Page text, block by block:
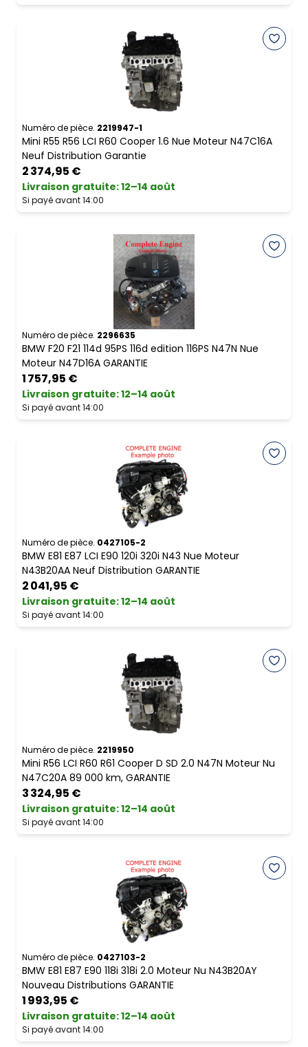
Numéro de pièce. 2219947-1
Mini R55 R56 LCI R60 Cooper 1.6 Nue Moteur N47C16A
Neuf Distribution Garantie
2 374,95 €
Livraison gratuite:12–14 août
Si payé avant 14:00
Numéro de pièce. 2296635
BMW F20 F21 114d 95PS 116d edition 116PS N47N Nue
Moteur N47D16A GARANTIE
1 757,95 €
Livraison gratuite:12–14 août
Si payé avant 14:00
Numéro de pièce. 0427105-2
BMW E81 E87 LCI E90 120i 320i N43 Nue Moteur
N43B20AA Neuf Distribution GARANTIE
2 041,95 €
Livraison gratuite:12–14 août
Si payé avant 14:00
Numéro de pièce. 2219950
Mini R56 LCI R60 R61 Cooper D SD 2.0 N47N Moteur Nu
N47C20A 89 000 km, GARANTIE
3 324,95 €
Livraison gratuite:12–14 août
Si payé avant 14:00
Numéro de pièce. 0427103-2
BMW E81 E87 E90 118i 318i 2.0 Moteur Nu N43B20AY
Nouveau Distributions GARANTIE
1 993,95 €
Livraison gratuite:12–14 août
Si payé avant 14:00